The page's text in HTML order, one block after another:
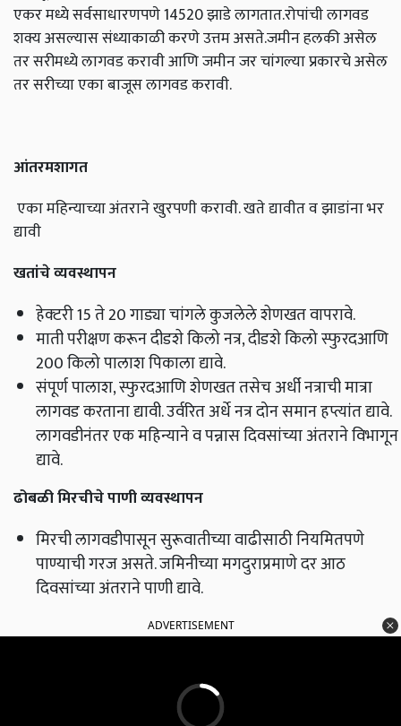
एकर मध्ये सर्वसाधारणपणे 14520 झाडे लागतात.रोपांची लागवड
शक्य असल्यास संध्याकाळी करणे उत्तम असते.जमीन हलकी असेल
तर सरीमध्ये लागवड करावी आणि जमीन जर चांगल्या प्रकारचे असेल
तर सरीच्या एका बाजूस लागवड करावी.
आंतरमशागत
एका महिन्याच्या अंतराने खुरपणी करावी. खते द्यावीत व झाडांना भर
द्यावी
खतांचे व्यवस्थापन
हेक्‍टरी 15 ते 20 गाड्या चांगले कुजलेले शेणखत वापरावे.
माती परीक्षण करून दीडशे किलो नत्र, दीडशे किलो स्फुरदआणि
200 किलो पालाश पिकाला द्यावे.
संपूर्ण पालाश, स्फुरदआणि शेणखत तसेच अर्धी नत्राची मात्रा
लागवड करताना द्यावी. उर्वरित अर्धे नत्र दोन समान हप्त्यांत द्यावे.
लागवडीनंतर एक महिन्याने व पन्नास दिवसांच्या अंतराने विभागून
द्यावे.
ढोबळी मिरचीचे पाणी व्यवस्थापन
मिरची लागवडीपासून सुरूवातीच्या वाढीसाठी नियमितपणे
पाण्याची गरज असते. जमिनीच्या मगदुराप्रमाणे दर आठ
दिवसांच्या अंतराने पाणी द्यावे.
ADVERTISEMENT